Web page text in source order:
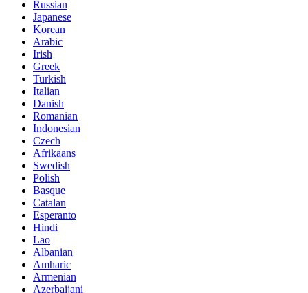
Russian
Japanese
Korean
Arabic
Irish
Greek
Turkish
Italian
Danish
Romanian
Indonesian
Czech
Afrikaans
Swedish
Polish
Basque
Catalan
Esperanto
Hindi
Lao
Albanian
Amharic
Armenian
Azerbaijani